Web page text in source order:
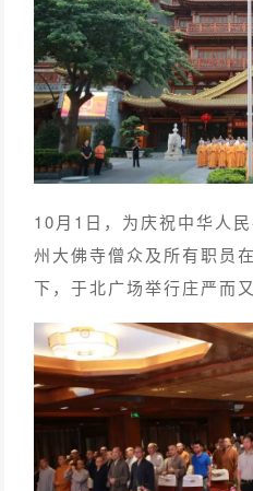
10月1日，为庆祝中华人
州大佛寺僧众及所有职员
下，于北广场举行庄严而